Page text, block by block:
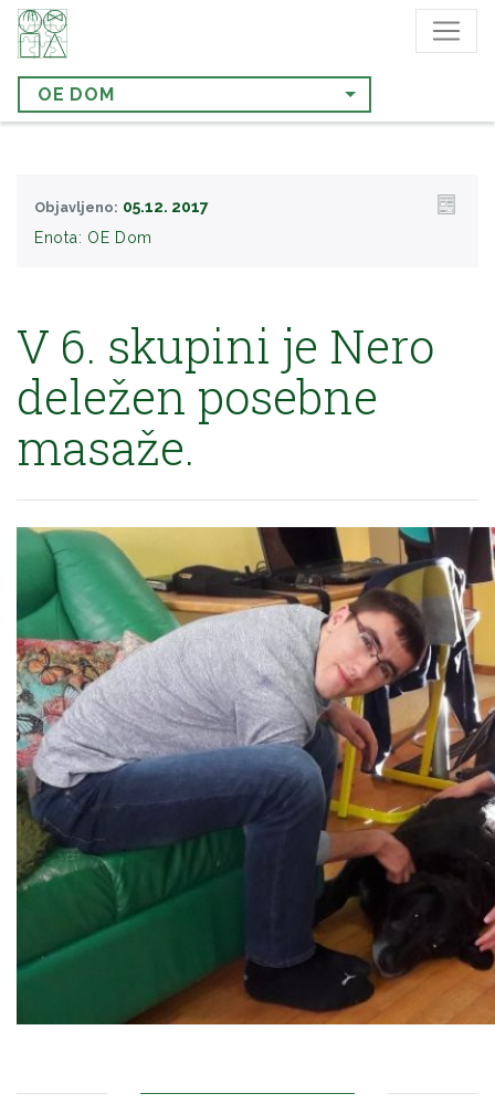
OE DOM
Objavljeno: 05.12. 2017
Enota: OE Dom
V 6. skupini je Nero
deležen posebne
masaže.